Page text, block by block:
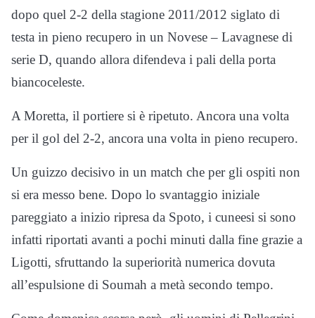
dopo quel 2-2 della stagione 2011/2012 siglato di
testa in pieno recupero in un Novese – Lavagnese di
serie D, quando allora difendeva i pali della porta
biancoceleste.
A Moretta, il portiere si è ripetuto. Ancora una volta
per il gol del 2-2, ancora una volta in pieno recupero.
Un guizzo decisivo in un match che per gli ospiti non
si era messo bene. Dopo lo svantaggio iniziale
pareggiato a inizio ripresa da Spoto, i cuneesi si sono
infatti riportati avanti a pochi minuti dalla fine grazie a
Ligotti, sfruttando la superiorità numerica dovuta
all’espulsione di Soumah a metà secondo tempo.